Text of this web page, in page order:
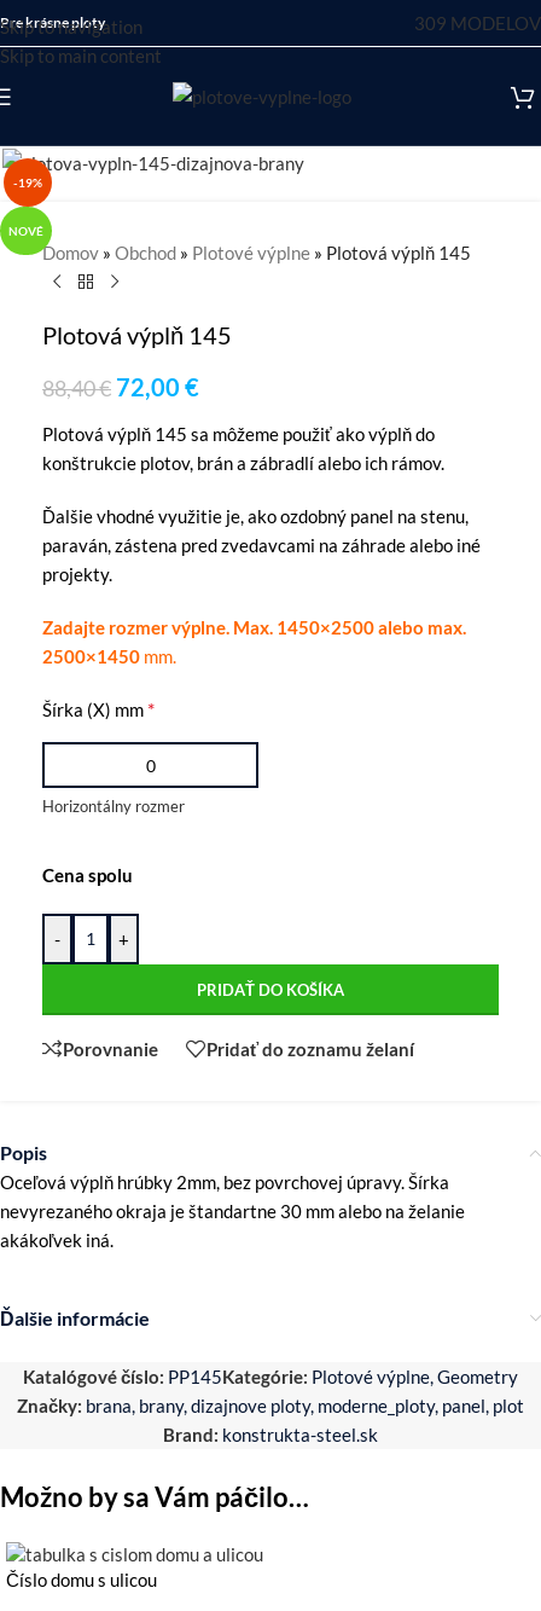
Skip to navigation
Skip to main content
Pre krásne ploty 309 MODELOV
-19%
NOVÉ
Domov » Obchod » Plotové výplne » Plotová výplň 145
Plotová výplň 145
88,40€ 72,00 €
Plotová výplň 145 sa môžeme použiť ako výplň do
konštrukcie plotov, brán a zábradlí alebo ich rámov.
Ďalšie vhodné využitie je, ako ozdobný panel na stenu,
paraván, zástena pred zvedavcami na záhrade alebo iné
projekty.
Zadajte rozmer výplne. Max. 1450×2500 alebo max.
2500×1450 mm.
Šírka (X) mm *
Horizontálny rozmer
Cena spolu
- +
PRIDAŤ DO KOŠÍKA
Porovnanie Pridať do zoznamu želaní
Popis
Oceľová výplň hrúbky 2mm, bez povrchovej úpravy. Šírka
nevyrezaného okraja je štandartne 30 mm alebo na želanie
akákoľvek iná.
Ďalšie informácie
Katalógové číslo: PP145Kategórie: Plotové výplne,Geometry
Značky: brana, brany,dizajnove ploty, moderne_ploty, panel, plot
Brand: konstrukta-steel.sk
Možno by sa Vám páčilo…
Číslo domu s ulicou